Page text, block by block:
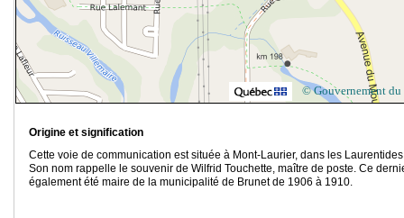
© Gouvernement du
Origine et signification
Cette voie de communication est située à Mont-Laurier, dans les
Son nom rappelle le souvenir de Wilfrid Touchette, maître de poste. Ce
également été maire de la municipalité de Brunet de 1906 à 1910.